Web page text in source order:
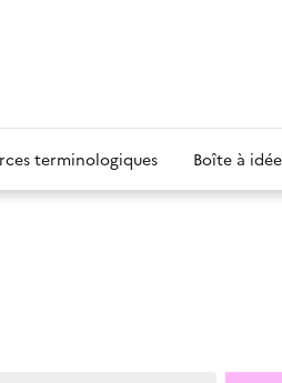
terminologiques Boîte à